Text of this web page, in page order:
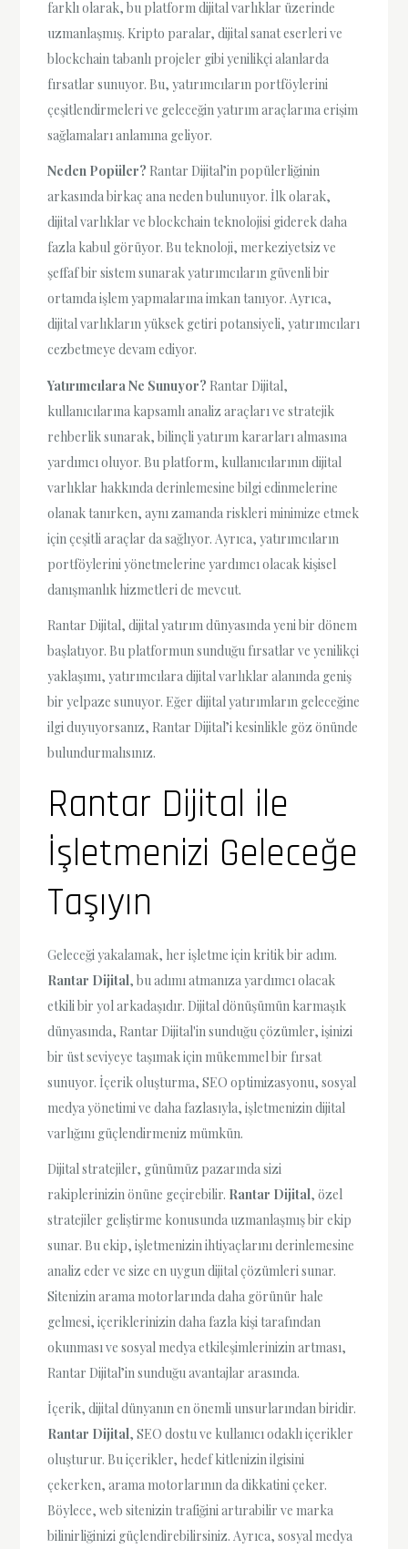
farklı olarak, bu platform dijital varlıklar üzerinde
uzmanlaşmış. Kripto paralar, dijital sanat eserleri ve
blockchain tabanlı projeler gibi yenilikçi alanlarda
fırsatlar sunuyor. Bu, yatırımcıların portföylerini
çeşitlendirmeleri ve geleceğin yatırım araçlarına erişim
sağlamaları anlamına geliyor.
Neden Popüler? Rantar Dijital’in popülerliğinin
arkasında birkaç ana neden bulunuyor. İlk olarak,
dijital varlıklar ve blockchain teknolojisi giderek daha
fazla kabul görüyor. Bu teknoloji, merkeziyetsiz ve
şeffaf bir sistem sunarak yatırımcıların güvenli bir
ortamda işlem yapmalarına imkan tanıyor. Ayrıca,
dijital varlıkların yüksek getiri potansiyeli, yatırımcıları
cezbetmeye devam ediyor.
Yatırımcılara Ne Sunuyor? Rantar Dijital,
kullanıcılarına kapsamlı analiz araçları ve stratejik
rehberlik sunarak, bilinçli yatırım kararları almasına
yardımcı oluyor. Bu platform, kullanıcılarının dijital
varlıklar hakkında derinlemesine bilgi edinmelerine
olanak tanırken, aynı zamanda riskleri minimize etmek
için çeşitli araçlar da sağlıyor. Ayrıca, yatırımcıların
portföylerini yönetmelerine yardımcı olacak kişisel
danışmanlık hizmetleri de mevcut.
Rantar Dijital, dijital yatırım dünyasında yeni bir dönem
başlatıyor. Bu platformun sunduğu fırsatlar ve yenilikçi
yaklaşımı, yatırımcılara dijital varlıklar alanında geniş
bir yelpaze sunuyor. Eğer dijital yatırımların geleceğine
ilgi duyuyorsanız, Rantar Dijital’i kesinlikle göz önünde
bulundurmalısınız.
Rantar Dijital ile
İşletmenizi Geleceğe
Taşıyın
Geleceği yakalamak, her işletme için kritik bir adım.
Rantar Dijital, bu adımı atmanıza yardımcı olacak
etkili bir yol arkadaşıdır. Dijital dönüşümün karmaşık
dünyasında, Rantar Dijital'in sunduğu çözümler, işinizi
bir üst seviyeye taşımak için mükemmel bir fırsat
sunuyor. İçerik oluşturma, SEO optimizasyonu, sosyal
medya yönetimi ve daha fazlasıyla, işletmenizin dijital
varlığını güçlendirmeniz mümkün.
Dijital stratejiler, günümüz pazarında sizi
rakiplerinizin önüne geçirebilir. Rantar Dijital, özel
stratejiler geliştirme konusunda uzmanlaşmış bir ekip
sunar. Bu ekip, işletmenizin ihtiyaçlarını derinlemesine
analiz eder ve size en uygun dijital çözümleri sunar.
Sitenizin arama motorlarında daha görünür hale
gelmesi, içeriklerinizin daha fazla kişi tarafından
okunması ve sosyal medya etkileşimlerinizin artması,
Rantar Dijital’in sunduğu avantajlar arasında.
İçerik, dijital dünyanın en önemli unsurlarından biridir.
Rantar Dijital, SEO dostu ve kullanıcı odaklı içerikler
oluşturur. Bu içerikler, hedef kitlenizin ilgisini
çekerken, arama motorlarının da dikkatini çeker.
Böylece, web sitenizin trafiğini artırabilir ve marka
bilinirliğinizi güçlendirebilirsiniz. Ayrıca, sosyal medya